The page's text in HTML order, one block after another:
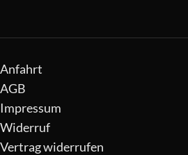
Anfahrt
AGB
Impressum
Widerruf
Vertrag widerrufen